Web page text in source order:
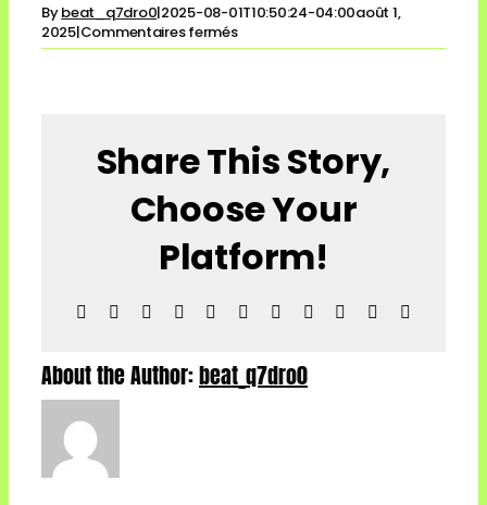
Bybeat_q7dro0|2025-08-01T10:50:24-04:00août 1,
2025|Commentaires ferméssur
2022
Share This Story,
Choose Your
Platform!
Facebook BlueskyReddit LinkedInWhatsAppTelegram
TumblrPinterestXing
About the Author:beat_q7dro0